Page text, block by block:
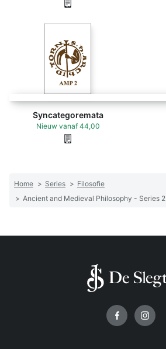
Syncategoremata
Nieuw vanaf 44,00
Home > Series > Filosofie
> Ancient and Medieval Philosophy - Series 2